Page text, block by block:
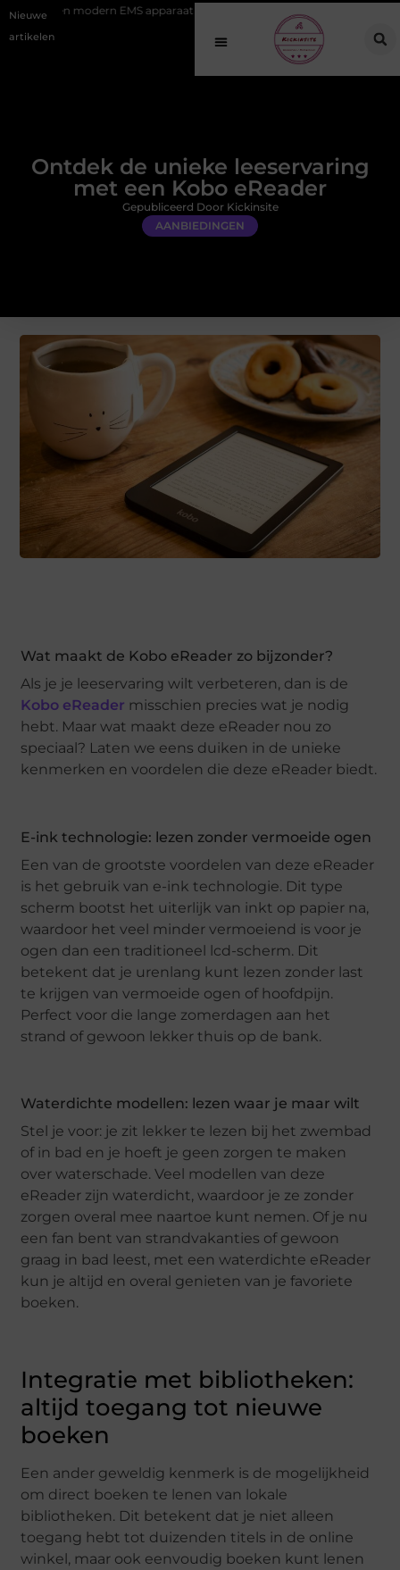
Nieuwe
artikelen
EMS apparaat Hoe online vindbaarheid verandert in 2026
Ontdek de unieke leeservaring
met een Kobo eReader
AANBIEDINGEN
Gepubliceerd Door Kickinsite
Wat maakt de Kobo eReader zo bijzonder?
Als je je leeservaring wilt verbeteren, dan is de
Kobo eReader misschien precies wat je nodig
hebt. Maar wat maakt deze eReader nou zo
speciaal? Laten we eens duiken in de unieke
kenmerken en voordelen die deze eReader biedt.
E-ink technologie: lezen zonder vermoeide ogen
Een van de grootste voordelen van deze eReader
is het gebruik van e-ink technologie. Dit type
scherm bootst het uiterlijk van inkt op papier na,
waardoor het veel minder vermoeiend is voor je
ogen dan een traditioneel lcd-scherm. Dit
betekent dat je urenlang kunt lezen zonder last
te krijgen van vermoeide ogen of hoofdpijn.
Perfect voor die lange zomerdagen aan het
strand of gewoon lekker thuis op de bank.
Waterdichte modellen: lezen waar je maar wilt
Stel je voor: je zit lekker te lezen bij het zwembad
of in bad en je hoeft je geen zorgen te maken
over waterschade. Veel modellen van deze
eReader zijn waterdicht, waardoor je ze zonder
zorgen overal mee naartoe kunt nemen. Of je nu
een fan bent van strandvakanties of gewoon
graag in bad leest, met een waterdichte eReader
kun je altijd en overal genieten van je favoriete
boeken.
Integratie met bibliotheken:
altijd toegang tot nieuwe
boeken
Een ander geweldig kenmerk is de mogelijkheid
om direct boeken te lenen van lokale
bibliotheken. Dit betekent dat je niet alleen
toegang hebt tot duizenden titels in de online
winkel, maar ook eenvoudig boeken kunt lenen